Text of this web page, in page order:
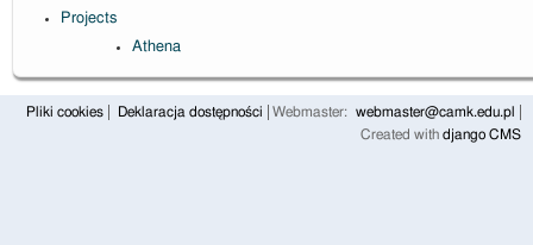
Projects
Athena
Pliki cookies Deklaracja dostępności Webmaster:
webmaster@camk.edu.pl
Created with django CMS